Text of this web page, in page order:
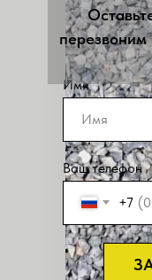
Имя
Ваш телефон
+7
перезвоним